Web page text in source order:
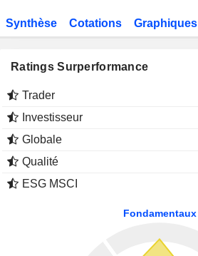
Synthèse Cotations Graphiques
Ratings Surperformance
Trader
Investisseur
Globale
Qualité
ESG MSCI